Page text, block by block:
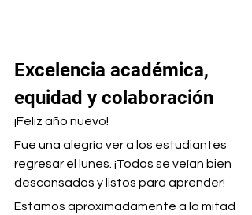
Excelencia académica,
equidad y colaboración
¡Feliz año nuevo!
Fue una alegría ver a los estudiantes
regresar el lunes. ¡Todos se veían bien
descansados ​​y listos para aprender!
Estamos aproximadamente a la mitad